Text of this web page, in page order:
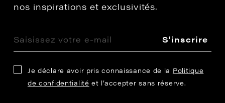
nos inspirations et exclusivités.
S'inscrire
Je déclare avoir pris connaissance de la Politique
de confidentialité et l’accepter sans réserve.